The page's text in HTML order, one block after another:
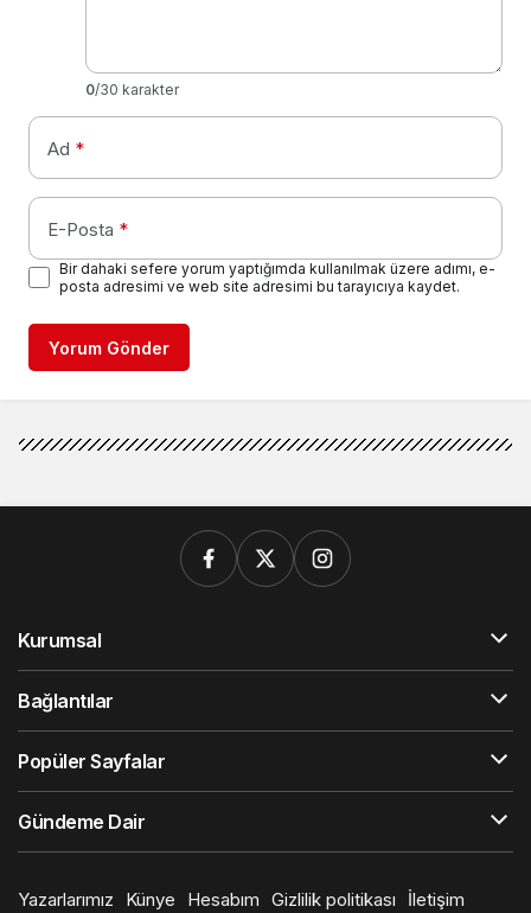
0/30 karakter
Ad *
E-Posta *
Bir dahaki sefere yorum yaptığımda kullanılmak üzere adımı, e-
posta adresimi ve web site adresimi bu tarayıcıya kaydet.
Yorum Gönder
Kurumsal
Bağlantılar
Popüler Sayfalar
Gündeme Dair
Yazarlarımız Künye Hesabım Gizlilik politikası
İletişim